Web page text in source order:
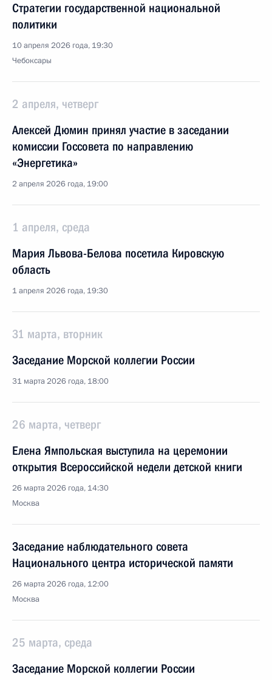
Стратегии государственной национальной
политики
10 апреля 2026 года, 19:30
Чебоксары
2 апреля, четверг
Алексей Дюмин принял участие в заседании
комиссии Госсовета по направлению
«Энергетика»
2 апреля 2026 года, 19:00
1 апреля, среда
Мария Львова-Белова посетила Кировскую
область
1 апреля 2026 года, 19:30
31 марта, вторник
Заседание Морской коллегии России
31 марта 2026 года, 18:00
26 марта, четверг
Елена Ямпольская выступила на церемонии
открытия Всероссийской недели детской книги
26 марта 2026 года, 14:30
Москва
Заседание наблюдательного совета
Национального центра исторической памяти
26 марта 2026 года, 12:00
Москва
25 марта, среда
Заседание Морской коллегии России